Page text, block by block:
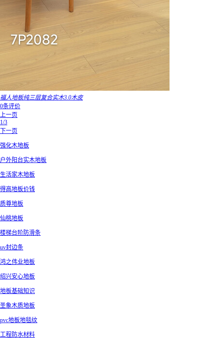
福人地板纯三层复合实木3.0木皮
0条评价
上一页
1/3
下一页
强化木地板
户外阳台实木地板
生活家木地板
得高地板价钱
质尊地板
仙桃地板
楼梯台阶防滑条
uv封边条
鸿之伟业地板
绍兴安心地板
地板基础知识
圣象木质地板
pvc地板地毯纹
工程防水材料